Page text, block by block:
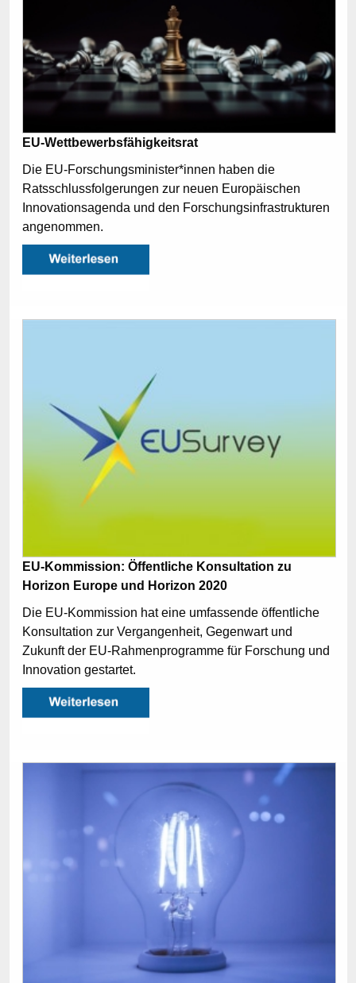
EU-Wettbewerbsfähigkeitsrat
Die EU-Forschungsminister*innen haben die
Ratsschlussfolgerungen zur neuen Europäischen
Innovationsagenda und den Forschungsinfrastrukturen
angenommen.
EU-Kommission: Öffentliche Konsultation zu
Horizon Europe und Horizon 2020
Die EU-Kommission hat eine umfassende öffentliche
Konsultation zur Vergangenheit, Gegenwart und
Zukunft der EU-Rahmenprogramme für Forschung und
Innovation gestartet.